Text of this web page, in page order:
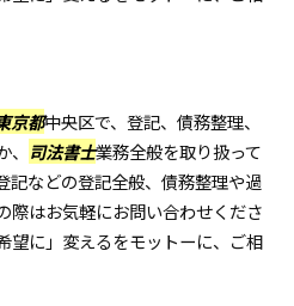
京都中央区で、登記、債務整理、
司法書士業務全般を取り扱って
記などの登記全般、債務整理や過
際はお気軽にお問い合わせくださ
望に」変えるをモットーに、ご相